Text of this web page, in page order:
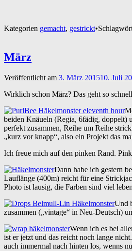
Kategorien gemacht, gestrickt•
März
Veröffentlicht am 3. März 201510. Juli
Wirklich schon März? Das geht so
beiden Knäueln (Regia, 6fädig, doppelt)
perfekt zusammen, Reihe um Reihe
„kurz vor knapp“, also ein Projekt das
Ich freue mich auf den pinken Rand.
Dann habe ich gestern
Lauflänge (400m) reicht für eine
Photo ist lausig, die Farben sind viel
Und
zusammen („vintage“ in Neu-Deutsch)
Wenn ich es bei
ist er jetzt und das reicht noch lange
auch immermal nach hinten los, wenns